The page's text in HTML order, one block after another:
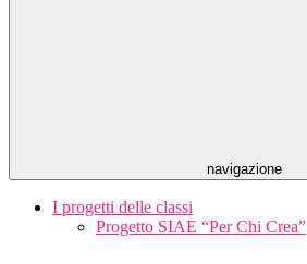
navigazione
I progetti delle classi
Progetto SIAE “Per Chi Crea”